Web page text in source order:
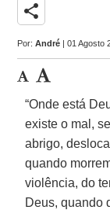
share
Por:André | 01 Agosto
“Onde está
existe o mal,
abrigo,
quando
violência, do
Deus, quando